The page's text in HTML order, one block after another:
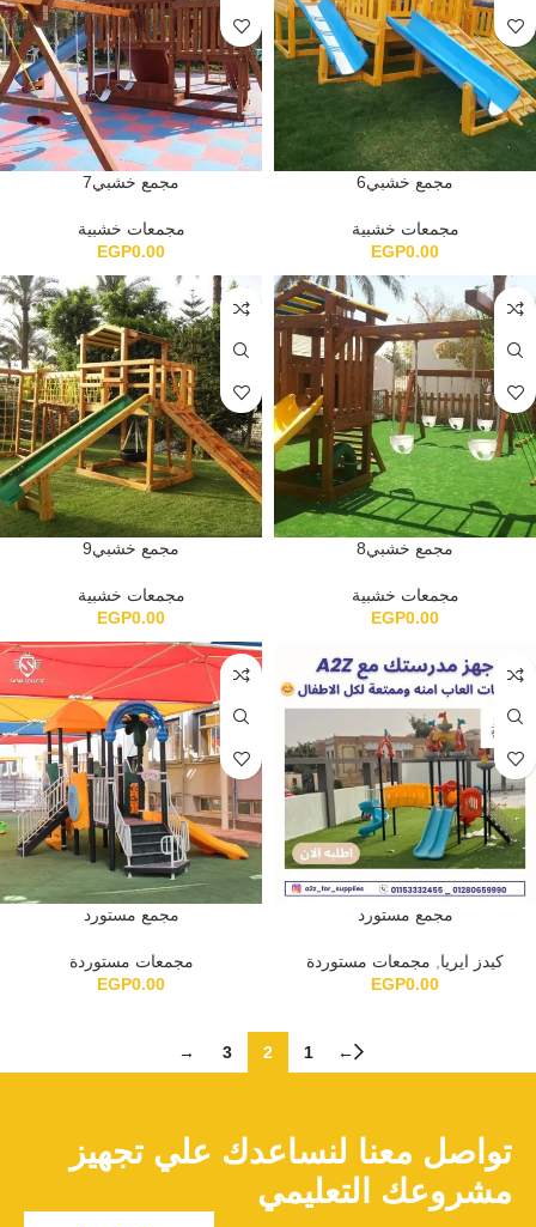
مجمع خشبي6
مجمعات خشبية
EGP0.00
مجمع خشبي7
مجمعات خشبية
EGP0.00
مجمع خشبي8
مجمعات خشبية
EGP0.00
مجمع خشبي9
مجمعات خشبية
EGP0.00
مجمع مستورد
كيدز ايريا
مجمعات مستوردة
EGP0.00
مجمع مستورد
مجمعات مستوردة
EGP0.00
←
1
2
3
→
تواصل معنا لنساعدك علي تجهيز
مشروعك التعليمي